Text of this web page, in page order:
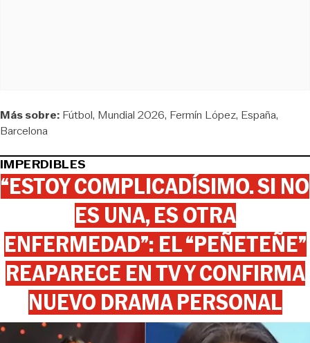
Más sobre: Fútbol Mundial 2026 Fermín López España
Barcelona
IMPERDIBLES
“ESTOY COMPLICADÍSIMO. SI NO
ES UNA, ES OTRA
ENFERMEDAD”: EL “PEÑETEÑE”
REAPARECE EN TV Y CONFIRMA
NUEVO DRAMA PERSONAL